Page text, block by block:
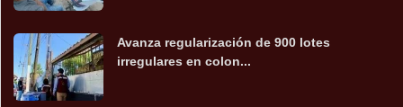
Avanza regularización de 900 lotes
irregulares en colon...